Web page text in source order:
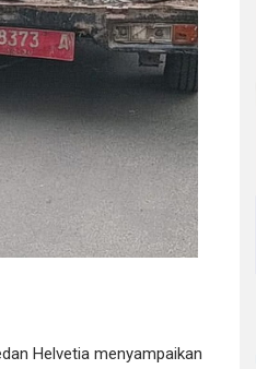
Helvetia menyampaikan